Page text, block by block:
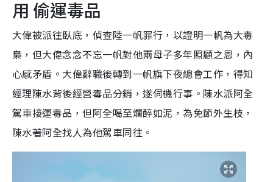
用 偷運毒品
大偉被派往臥底，偵查陸一帆罪行，以證明一帆為大毒
梟，但大偉念念不忘一帆對他兩母子多年照顧之恩，內
心感矛盾。大偉辭職後轉到一帆旗下夜總會工作，得知
經理陳水背後經營毒品分銷，遂伺機行事。陳水派阿全
駕車接運毒品，但阿全喝至爛醉如泥，為免節外生枝，
陳水著阿全找人為他駕車同往。